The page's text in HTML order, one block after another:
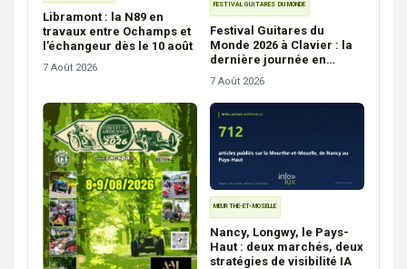
Libramont : la N89 en
travaux entre Ochamps et
l’échangeur dès le 10 août
7 Août 2026
FESTIVAL GUITARES DU MONDE
Festival Guitares du
Monde 2026 à Clavier : la
dernière journée en
7 Août 2026
MEURTHE-ET-MOSELLE
Nancy, Longwy, le Pays-
Haut : deux marchés, deux
stratégies de visibilité IA